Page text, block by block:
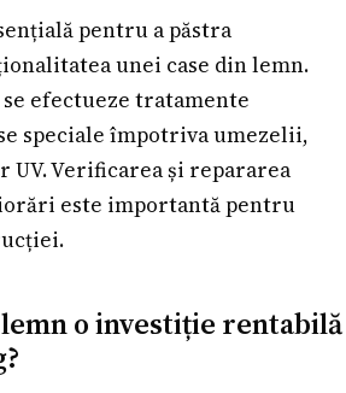
pentru a păstra
unei case din lemn.
se efectueze tratamente
speciale împotriva umezelii,
Verificarea și repararea
este importantă pentru
lemn o investiție rentabilă